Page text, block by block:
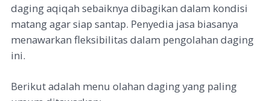
daging aqiqah sebaiknya dibagikan dalam kondisi
matang agar siap santap. Penyedia jasa biasanya
menawarkan fleksibilitas dalam pengolahan daging
ini.
Berikut adalah menu olahan daging yang paling